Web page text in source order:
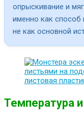
опрыскивание и
именно как способ
не как основной
Температура